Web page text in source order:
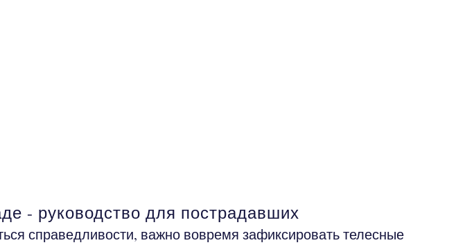
- руководство для пострадавших
справедливости, важно вовремя зафиксировать телесные